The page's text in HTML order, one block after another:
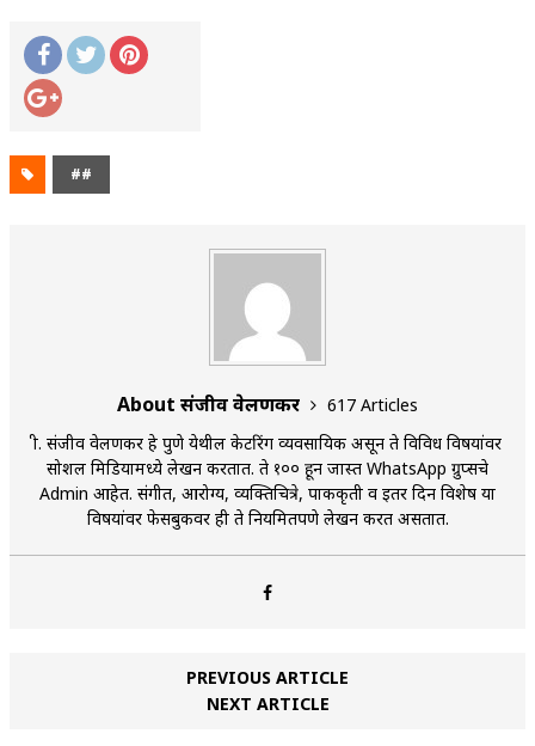
##
About संजीव वेलणकर
617 Articles
श्री. संजीव वेलणकर हे पुणे येथील केटरिंग व्यवसायिक असून ते विविध विषयांवर
सोशल मिडियामध्ये लेखन करतात. ते १०० हून जास्त WhatsApp ग्रुप्सचे
Admin आहेत. संगीत, आरोग्य, व्यक्तिचित्रे, पाककृती व इतर दिन विशेष या
विषयांवर फेसबुकवर ही ते नियमितपणे लेखन करत असतात.
PREVIOUS ARTICLE
NEXT ARTICLE